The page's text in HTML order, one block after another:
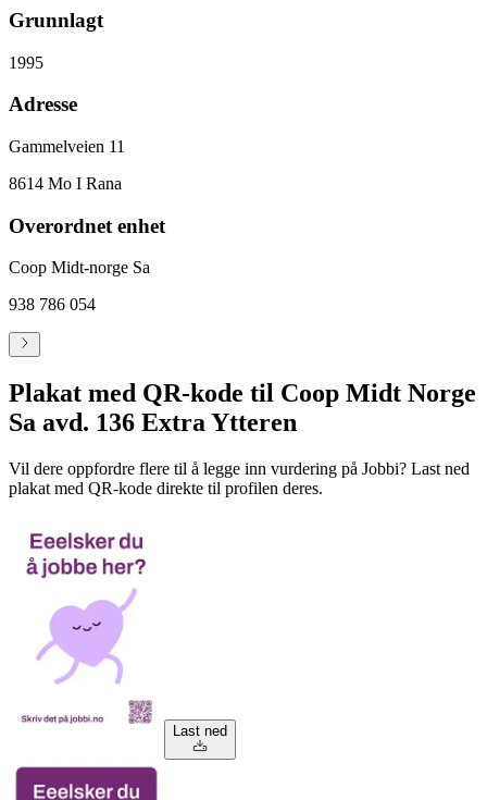
Grunnlagt
1995
Adresse
Gammelveien 11
8614 Mo I Rana
Overordnet enhet
Coop Midt-norge Sa
938 786 054
Plakat med QR-kode til Coop Midt Norge
Sa avd. 136 Extra Ytteren
Vil dere oppfordre flere til å legge inn vurdering på Jobbi? Last ned
plakat med QR-kode direkte til profilen deres.
Last ned